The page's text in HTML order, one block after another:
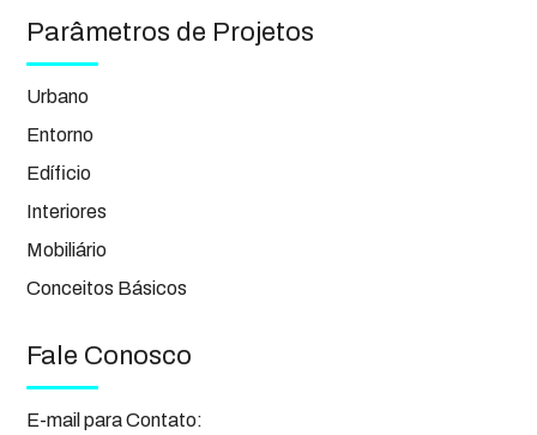
Parâmetros de Projetos
Urbano
Entorno
Edíficio
Interiores
Mobiliário
Conceitos Básicos
Fale Conosco
E-mail para Contato: